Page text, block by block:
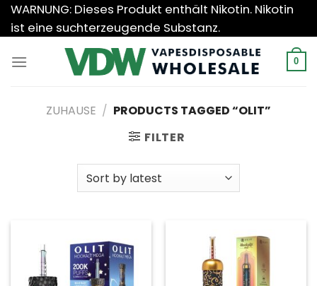
Zum
Inhalt
WARNUNG: Dieses Produkt enthält Nikotin. Nikotin
ist eine suchterzeugende Substanz.
0
ZUHAUSE / PRODUCTS TAGGED “OLIT”
FILTER